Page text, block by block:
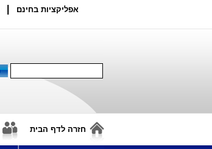
אפליקציות בחינם
חזרה לדף הבית